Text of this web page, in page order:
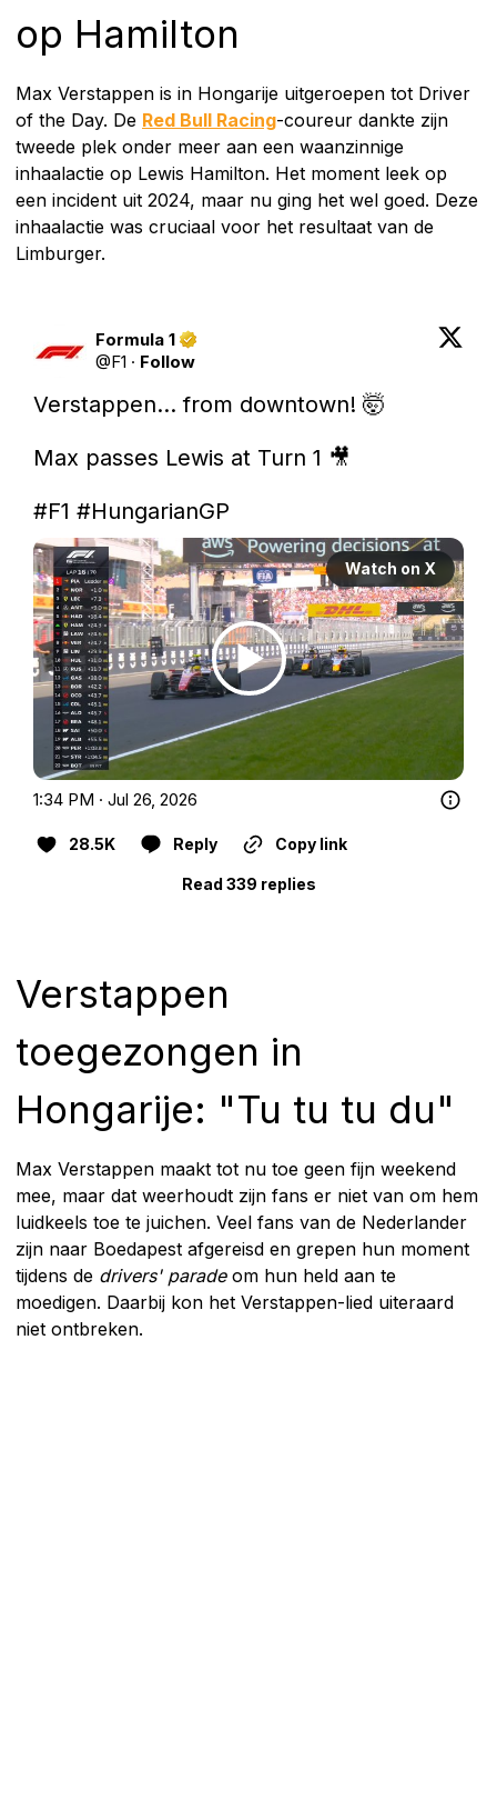
op Hamilton
Max Verstappen is in Hongarije uitgeroepen tot Driver
of the Day. De Red Bull Racing-coureur dankte zijn
tweede plek onder meer aan een waanzinnige
inhaalactie op Lewis Hamilton. Het moment leek op
een incident uit 2024, maar nu ging het wel goed. Deze
inhaalactie was cruciaal voor het resultaat van de
Limburger.
Formula 1
@F1 · Follow
Verstappen... from downtown! 🤯
Max passes Lewis at Turn 1 🎥
#F1 #HungarianGP
Watch on X
1:34 PM · Jul 26, 2026
28.5K Reply Copy link
Read 339 replies
Verstappen
toegezongen in
Hongarije: "Tu tu tu du"
Max Verstappen maakt tot nu toe geen fijn weekend
mee, maar dat weerhoudt zijn fans er niet van om hem
luidkeels toe te juichen. Veel fans van de Nederlander
zijn naar Boedapest afgereisd en grepen hun moment
tijdens de drivers' paradeom hun held aan te
moedigen. Daarbij kon het Verstappen-lied uiteraard
niet ontbreken.